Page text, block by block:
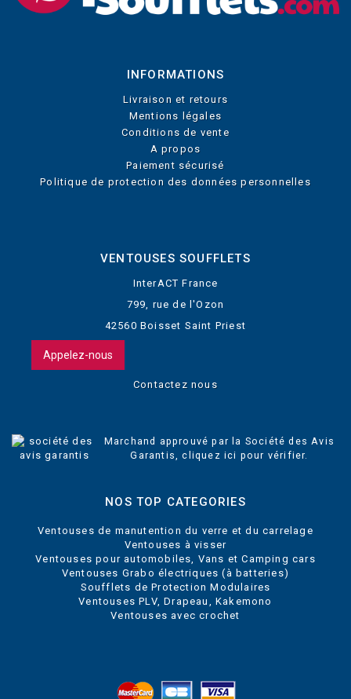
INFORMATIONS
Livraison et retours
Mentions légales
Conditions de vente
A propos
Paiement sécurisé
Politique de protection des données personnelles
VENTOUSES SOUFFLETS
InterACT France
799, rue de l'Ozon
42560 Boisset Saint Priest
Appelez-nous
Contactez nous
Marchand approuvé par la Société des Avis
Garantis,cliquez ici pour vérifier
NOS TOP CATEGORIES
Ventouses de manutention du verre et du carrelage
Ventouses à visser
Ventouses pour automobiles, Vans et Camping cars
Ventouses Grabo électriques (à batteries)
Soufflets de Protection Modulaires
Ventouses PLV, Drapeau, Kakemono
Ventouses avec crochet